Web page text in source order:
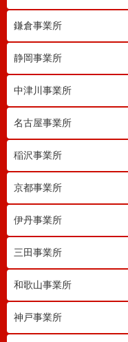
鎌倉事業所
静岡事業所
中津川事業所
名古屋事業所
稲沢事業所
京都事業所
伊丹事業所
三田事業所
和歌山事業所
神戸事業所